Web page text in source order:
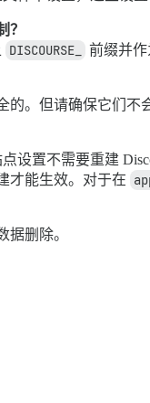
？
DISCOURSE_ 前缀并作
。但请确保它们不
设置不需要重建
才能生效。对于在
删除。